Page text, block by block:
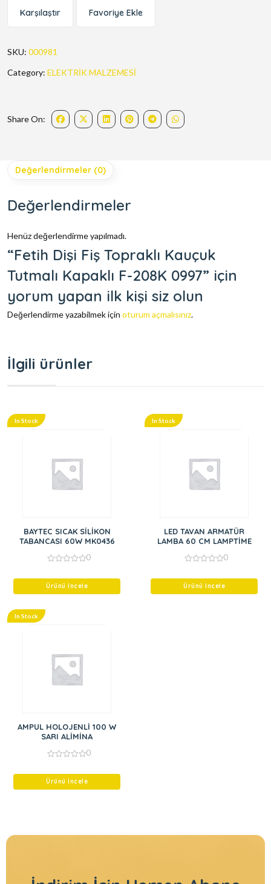
Karşılaştır Favoriye Ekle
SKU: 000981
Category: ELEKTRİK MALZEMESİ
Share On:
Değerlendirmeler (0)
Değerlendirmeler
Henüz değerlendirme yapılmadı.
“Fetih Dişi Fiş Topraklı Kauçuk
Tutmalı Kapaklı F-208K 0997” için
yorum yapan ilk kişi siz olun
Değerlendirme yazabilmek için oturum açmalısınız.
İlgili ürünler
In Stock
BAYTEC SICAK SİLİKON
TABANCASI 60W MK0436
of
0
Ürünü İncele
In Stock
LED TAVAN ARMATÜR
LAMBA 60 CM LAMPTİME
of
0
Ürünü İncele
In Stock
AMPUL HOLOJENLİ 100 W
SARI ALİMİNA
of
0
Ürünü İncele